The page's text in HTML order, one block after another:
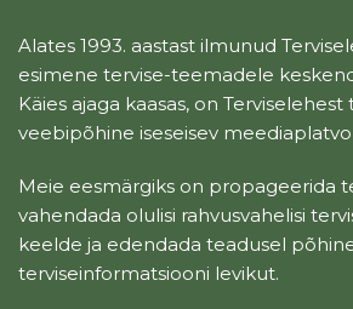
Alates 1993. aastast ilmunud
esimene tervise-teemadele
Käies ajaga kaasas, on
veebipõhine iseseisev
Meie eesmärgiks on propageerida
vahendada olulisi rahvusvahelisi
keelde ja edendada teadusel
terviseinformatsiooni levikut.